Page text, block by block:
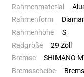
Rahmenmaterial
Rahmenform
Rahmenhöhe
S
Radgröße
29 Zoll
Bremse
SHIMANO
Bremsscheibe